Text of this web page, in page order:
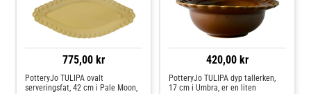
775,00 kr
PotteryJo TULIPA ovalt
serveringsfat, 42 cm i Pale Moon,
420,00 kr
PotteryJo TULIPA dyp tallerken,
17 cm i Umbra, er en liten